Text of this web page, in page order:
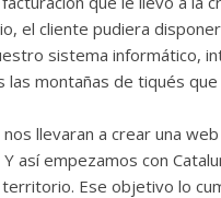
el cliente pudiera
sistema informático,
montañas de tiqués
llevaran a crear una
así empezamos con
Ese objetivo lo